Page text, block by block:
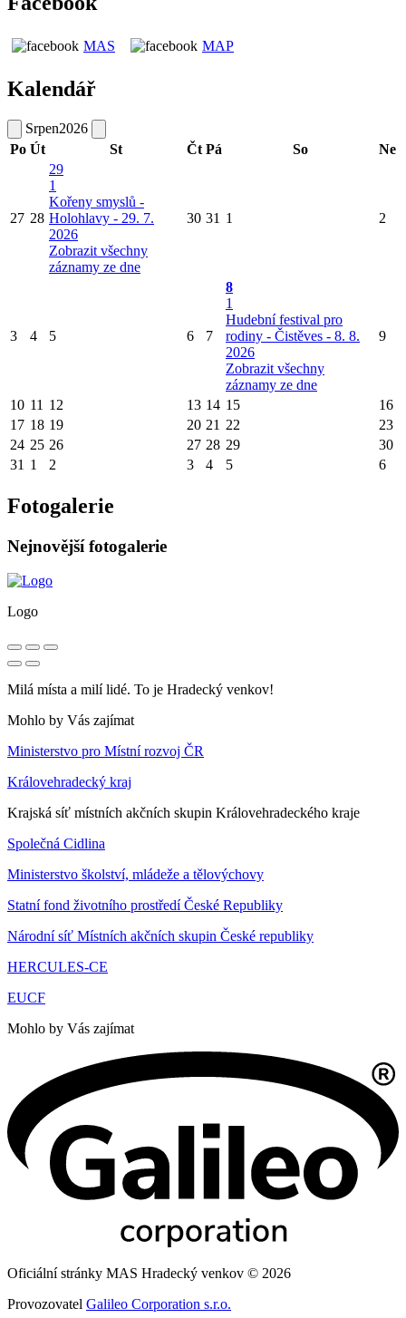
MAS MAP
Kalendář
Srpen2026
Po Út St Čt Pá So Ne
27 28
29
1
Kořeny smyslů -
Holohlavy - 29. 7.
2026
Zobrazit všechny
záznamy ze dne
30 31 1 2
3 4 5 6 7
8
1
Hudební festival pro
rodiny - Čistěves - 8. 8.
2026
Zobrazit všechny
záznamy ze dne
9
10 11 12 13 14 15
16
17 18 19 20 21 22
23
24 25 26 27 28 29
30
31 1 2 3 4 5 6
Fotogalerie
Nejnovější fotogalerie
Logo
Milá místa a milí lidé. To je Hradecký venkov!
Mohlo by Vás zajímat
Ministerstvo pro Místní rozvoj ČR
Královehradecký kraj
Krajská síť místních akčních skupin Královehradeckého kraje
Společná Cidlina
Ministerstvo školství, mládeže a tělovýchovy
Statní fond životního prostředí České Republiky
Národní síť Místních akčních skupin České republiky
HERCULES-CE
EUCF
Mohlo by Vás zajímat
Oficiální stránky MAS Hradecký venkov © 2026
Provozovatel Galileo Corporation s.r.o.